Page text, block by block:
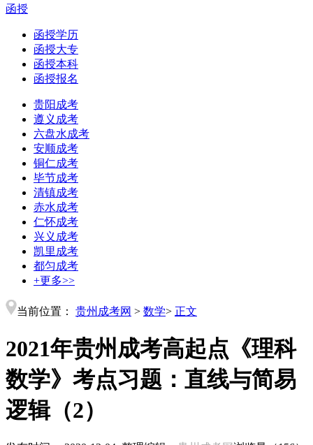
函授
函授学历
函授大专
函授本科
函授报名
贵阳成考
遵义成考
六盘水成考
安顺成考
铜仁成考
毕节成考
清镇成考
赤水成考
仁怀成考
兴义成考
凯里成考
都匀成考
+更多>>
当前位置： 贵州成考网 > 数学> 正文
2021年贵州成考高起点《理科
数学》考点习题：直线与简易
逻辑（2）